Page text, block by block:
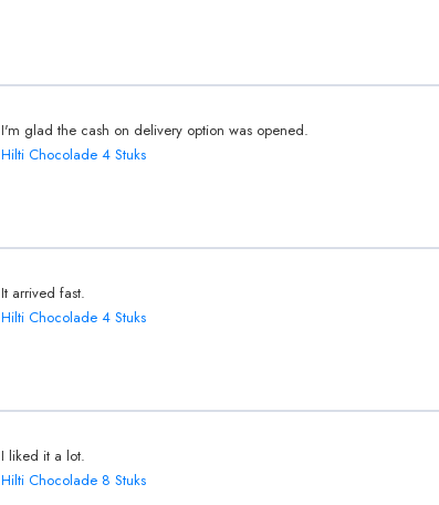
I'm glad the cash on delivery option was opened.
Hilti Chocolade 4 Stuks
It arrived fast.
Hilti Chocolade 4 Stuks
I liked it a lot.
Hilti Chocolade 8 Stuks